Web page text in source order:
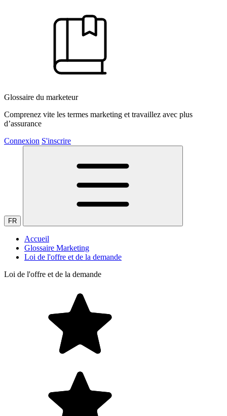
Glossaire du marketeur
Comprenez vite les termes marketing et travaillez avec plus
d’assurance
Connexion S'inscrire
FR
Accueil
Glossaire Marketing
Loi de l'offre et de la demande
Loi de l'offre et de la demande